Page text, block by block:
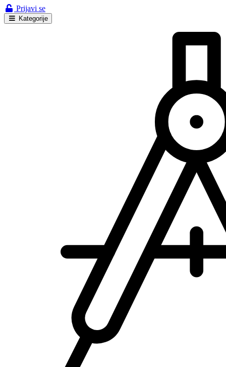
Prijavi se
Kategorije